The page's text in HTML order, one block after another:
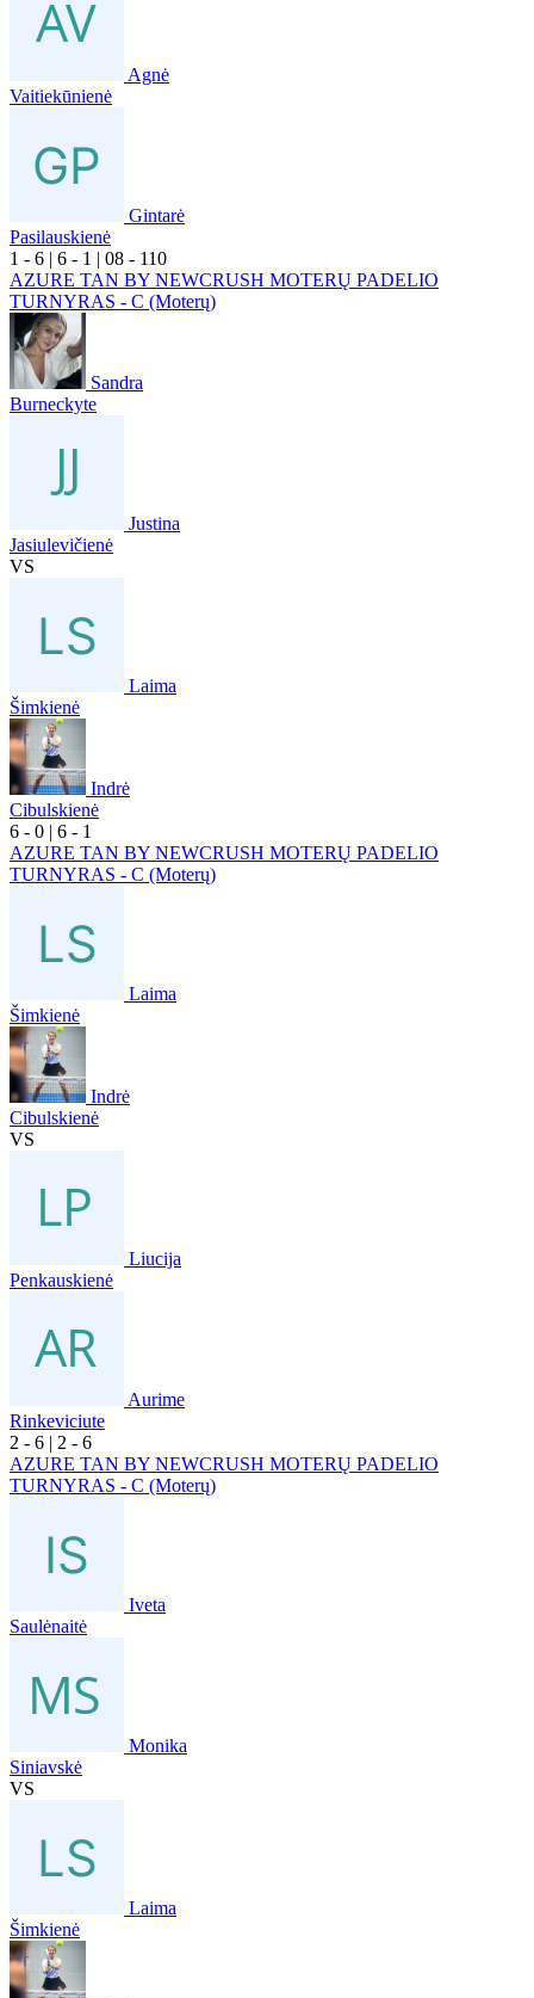
Agnė
Vaitiekūnienė
Gintarė
Pasilauskienė
1 - 6 | 6 - 1 | 08 - 110
AZURE TAN BY NEWCRUSH MOTERŲ PADELIO
TURNYRAS - C (Moterų)
Sandra
Burneckyte
Justina
Jasiulevičienė
VS
Laima
Šimkienė
Indrė
Cibulskienė
6 - 0 | 6 - 1
AZURE TAN BY NEWCRUSH MOTERŲ PADELIO
TURNYRAS - C (Moterų)
Laima
Šimkienė
Indrė
Cibulskienė
VS
Liucija
Penkauskienė
Aurime
Rinkeviciute
2 - 6 | 2 - 6
AZURE TAN BY NEWCRUSH MOTERŲ PADELIO
TURNYRAS - C (Moterų)
Iveta
Saulėnaitė
Monika
Siniavskė
VS
Laima
Šimkienė